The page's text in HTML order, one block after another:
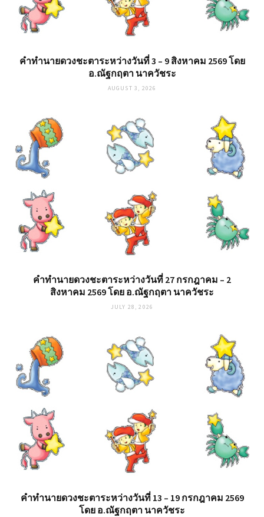
คำทำนายดวงชะตาระหว่างวันที่ 3 – 9 สิงหาคม 2569 โดย
อ.ณัฐกฤตา นาควัชระ
AUGUST 3, 2026
คำทำนายดวงชะตาระหว่างวันที่ 27 กรกฎาคม – 2
สิงหาคม 2569 โดย อ.ณัฐกฤตา นาควัชระ
JULY 28, 2026
คำทำนายดวงชะตาระหว่างวันที่ 13 – 19 กรกฎาคม 2569
โดย อ.ณัฐกฤตา นาควัชระ